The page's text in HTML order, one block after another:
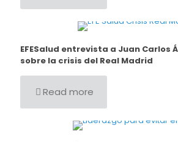
EFESalud entrevista a Juan Carlos
sobre la crisis del Real Madrid
Read more